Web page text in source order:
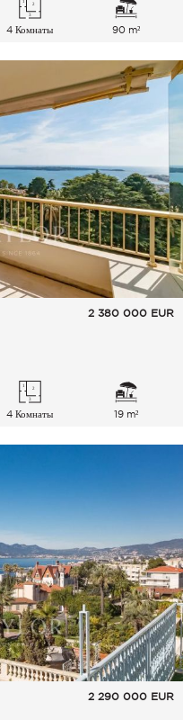
4 Комнаты 90 m²
2 380 000 EUR
4 Комнаты 19 m²
2 290 000 EUR